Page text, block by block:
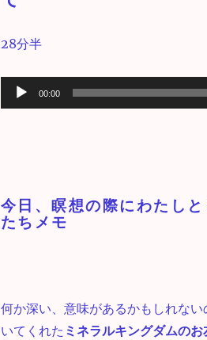
28分半
声
ヤ
ー
00:00
今日、瞑想の際にわたし
たちメモ
何か深い、意味があるかもしれな
いてくれた ミネラルキングダムのお